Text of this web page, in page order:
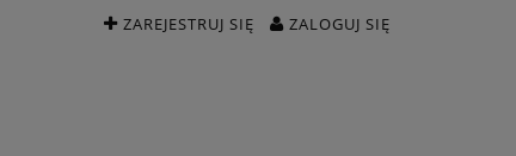
ZAREJESTRUJ SIĘ ZALOGUJ SIĘ